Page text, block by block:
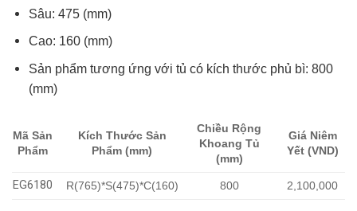
Sâu: 475 (mm)
Cao: 160 (mm)
Sản phẩm tương ứng với tủ có kích thước phủ bì: 800
(mm)
Mã Sản
Phẩm
Kích Thước Sản
Phẩm (mm)
Chiều Rộng
Khoang Tủ
(mm)
Giá Niêm
Yết (VND)
EG6180 R(765)*S(475)*C(160) 800 2,100,000